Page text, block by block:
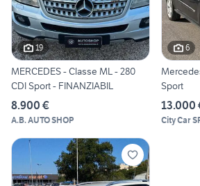
19
MERCEDES - Classe ML - 280
CDI Sport - FINANZIABIL
8.900 €
A.B. AUTO SHOP
6
Sport
13.000
City Car